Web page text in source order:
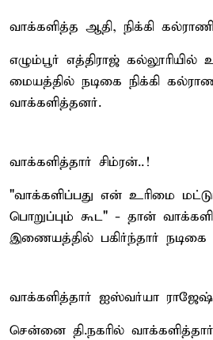
வாக்களித்த ஆதி, நிக்கி கல்ராணி
எழும்பூர் எத்திராஜ்
மையத்தில் நடிகை நிக்கி
வாக்களித்தனர்.
வாக்களித்தார் சிம்ரன்..!
"வாக்களிப்பது என் உரிமை
பொறுப்பும் கூட" - தான்
இணையத்தில் பகிர்ந்தார் நடிகை
வாக்களித்தார் ஐஸ்வர்யா ராஜேஷ்
சென்னை தி.நகரில்